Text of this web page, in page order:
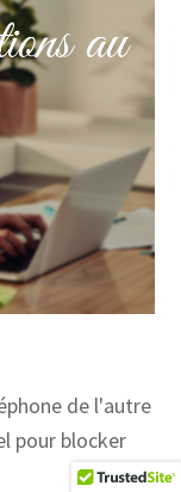
de l'autre
pour blocker